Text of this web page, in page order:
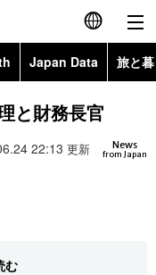
English
简体字
繁體字
Japan Data 旅と
Topics
Images
と財務長官
News
from Japan
22:13 更新
む